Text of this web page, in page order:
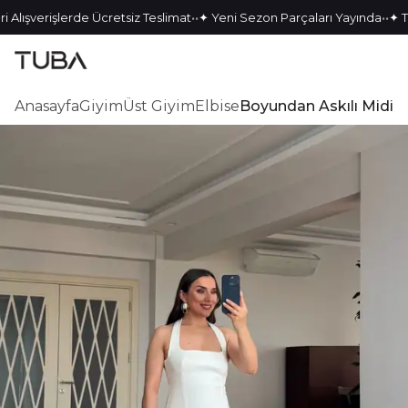
Ücretsiz Teslimat••✦ Yeni Sezon Parçaları Yayında••✦
AnasayfaGiyimÜst GiyimElbiseBoyundan Askılı Midi